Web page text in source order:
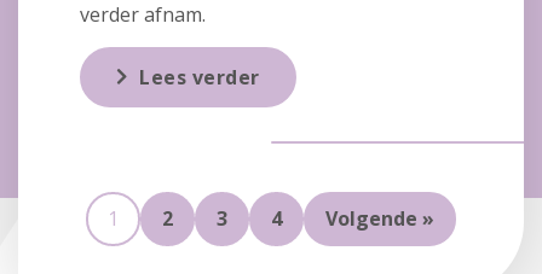
verder afnam.
Lees verder
1 2 3 4 Volgende »